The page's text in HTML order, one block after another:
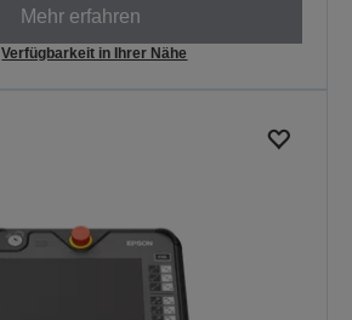
Mehr erfahren
Verfügbarkeit in Ihrer Nähe